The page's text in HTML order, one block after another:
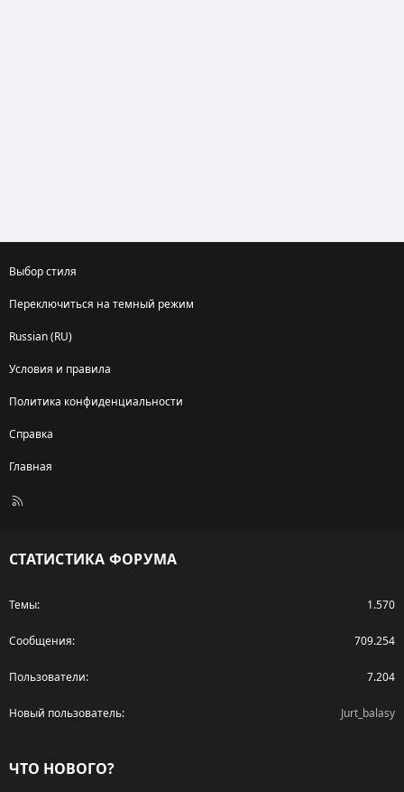
Выбор стиля
Переключиться на темный режим
Russian (RU)
Условия и правила
Политика конфиденциальности
Справка
Главная
R
СТАТИСТИКА ФОРУМА
Темы 1.570
Сообщения 709.254
Пользователи 7.204
Новый пользователь Jurt_balasy
ЧТО НОВОГО?